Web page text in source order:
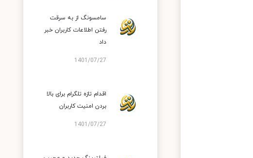
سامسونگ از به سرقت
رفتن اطلاعات کاربران خبر
داد
1401/07/27
اقدام تازه تلگرام برای بالا
بردن امنیت کاربران
1401/07/27